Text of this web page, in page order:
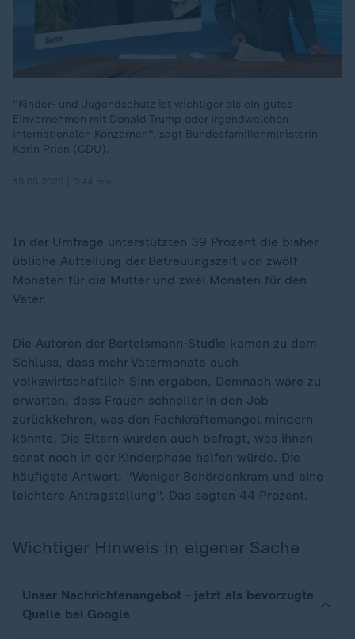
"Kinder- und Jugendschutz ist wichtiger als ein gutes
Einvernehmen mit Donald Trump oder irgendwelchen
internationalen Konzernen", sagt Bundesfamilienministerin
Karin Prien (CDU).
In der Umfrage unterstützten 39 Prozent die bisher
übliche Aufteilung der Betreuungszeit von zwölf
Monaten für die Mutter und zwei Monaten für den
Vater.
Die Autoren der Bertelsmann-Studie kamen zu dem
Schluss, dass mehr Vätermonate auch
volkswirtschaftlich Sinn ergäben. Demnach wäre zu
erwarten, dass Frauen schneller in den Job
zurückkehren, was den Fachkräftemangel mindern
könnte. Die Eltern wurden auch befragt, was ihnen
sonst noch in der Kinderphase helfen würde. Die
häufigste Antwort: "Weniger Behördenkram und eine
leichtere Antragstellung". Das sagten 44 Prozent.
Wichtiger Hinweis in eigener Sache
Unser Nachrichtenangebot - jetzt als bevorzugte
Quelle bei Google